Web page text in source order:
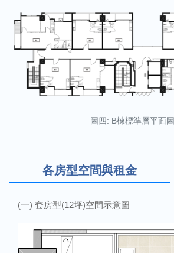
圖四: B棟標準層平面圖
各房型空間與租金
(一) 套房型(12坪)空間示意圖